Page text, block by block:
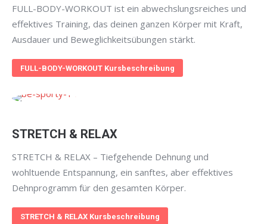
FULL-BODY-WORKOUT ist ein abwechslungsreiches und
effektives Training, das deinen ganzen Körper mit Kraft,
Ausdauer und Beweglichkeitsübungen stärkt.
FULL-BODY-WORKOUT Kursbeschreibung
STRETCH & RELAX
STRETCH & RELAX – Tiefgehende Dehnung und
wohltuende Entspannung, ein sanftes, aber effektives
Dehnprogramm für den gesamten Körper.
STRETCH & RELAX Kursbeschreibung